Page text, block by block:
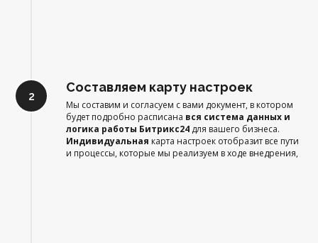
Составляем карту настроек
Мы составим и согласуем с вами документ, в котором
будет подробно расписана вся система данных и
логика работы Битрикс24 для вашего бизнеса.
Индивидуальная карта настроек отобразит все пути
и процессы, которые мы реализуем в ходе внедрения,